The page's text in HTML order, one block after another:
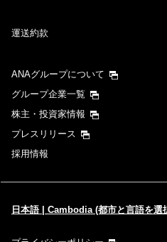
運送約款
ANAグループについて
グループ企業一覧
株主・投資家情報
プレスリリース
採用情報
日本語 | Cambodia (都市と言語を選